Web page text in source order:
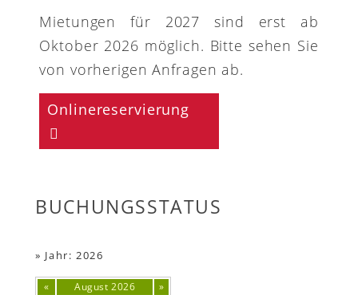
Mietungen für 2027 sind erst ab
Oktober 2026 möglich. Bitte sehen Sie
von vorherigen Anfragen ab.
Onlinereservierung
BUCHUNGSSTATUS
» Jahr: 2026
« August 2026
»